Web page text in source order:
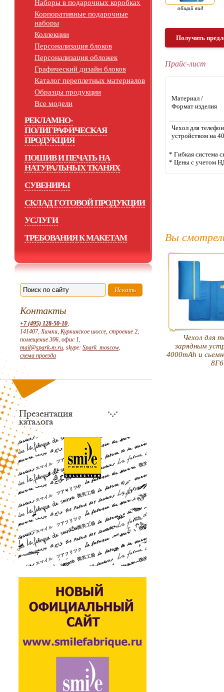
Наборы в подарочных коробках
Корпоративные подарочные
наборы
Коллекции
Персонализация блоков
Персонализация обложек
Графический дизайн блоков
Каталог переплетных материалов
Образцы продукции
Все модели
РЕКЛАМНО-
ПОЛИГРАФИЧЕСКАЯ
ПРОДУКЦИЯ
ПОШИВ И ПЕЧАТЬ НА
НАТУРАЛЬНЫХ ТКАНЯХ
СУВЕНИРЫ
СКЛАД ГОТОВОЙ ПРОДУКЦИИ
УСЛУГИ
ТРЕБОВАНИЯ К МАКЕТАМ
Контакты
+7 (495) 128-50-10,
141407, Химки, Куркинское шоссе, строение 2,
помещение 306, офис 1,
mail@spark-m.ru, skype: Spark_moscow,
схема проезда
общий вид
Получить
Прайс-лист
Материал /
Формат изделия
Чехол для
устройством на
* Гибкая система
* Цены с учетом
Вы
Чехол для
зарядным
4000mAh и
8Гб